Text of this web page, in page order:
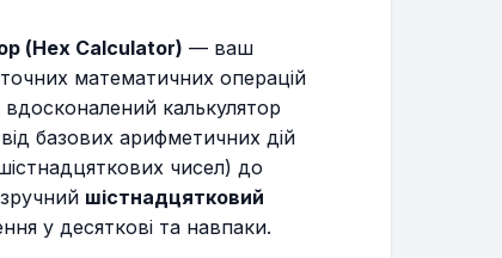
(Hex Calculator) — ваш
математичних операцій
калькулятор
базових арифметичних дій
чисел) до
шістнадцятковий
у десяткові та навпаки.